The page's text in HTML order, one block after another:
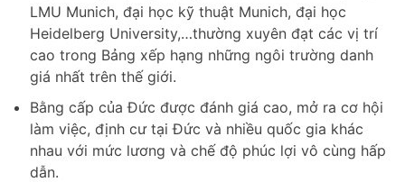
LMU Munich, đại học kỹ thuật Munich, đại học
Heidelberg University,…thường xuyên đạt các vị trí
cao trong Bảng xếp hạng những ngôi trường danh
giá nhất trên thế giới.
Bằng cấp của Đức được đánh giá cao, mở ra cơ hội
làm việc, định cư tại Đức và nhiều quốc gia khác
nhau với mức lương và chế độ phúc lợi vô cùng hấp
dẫn.